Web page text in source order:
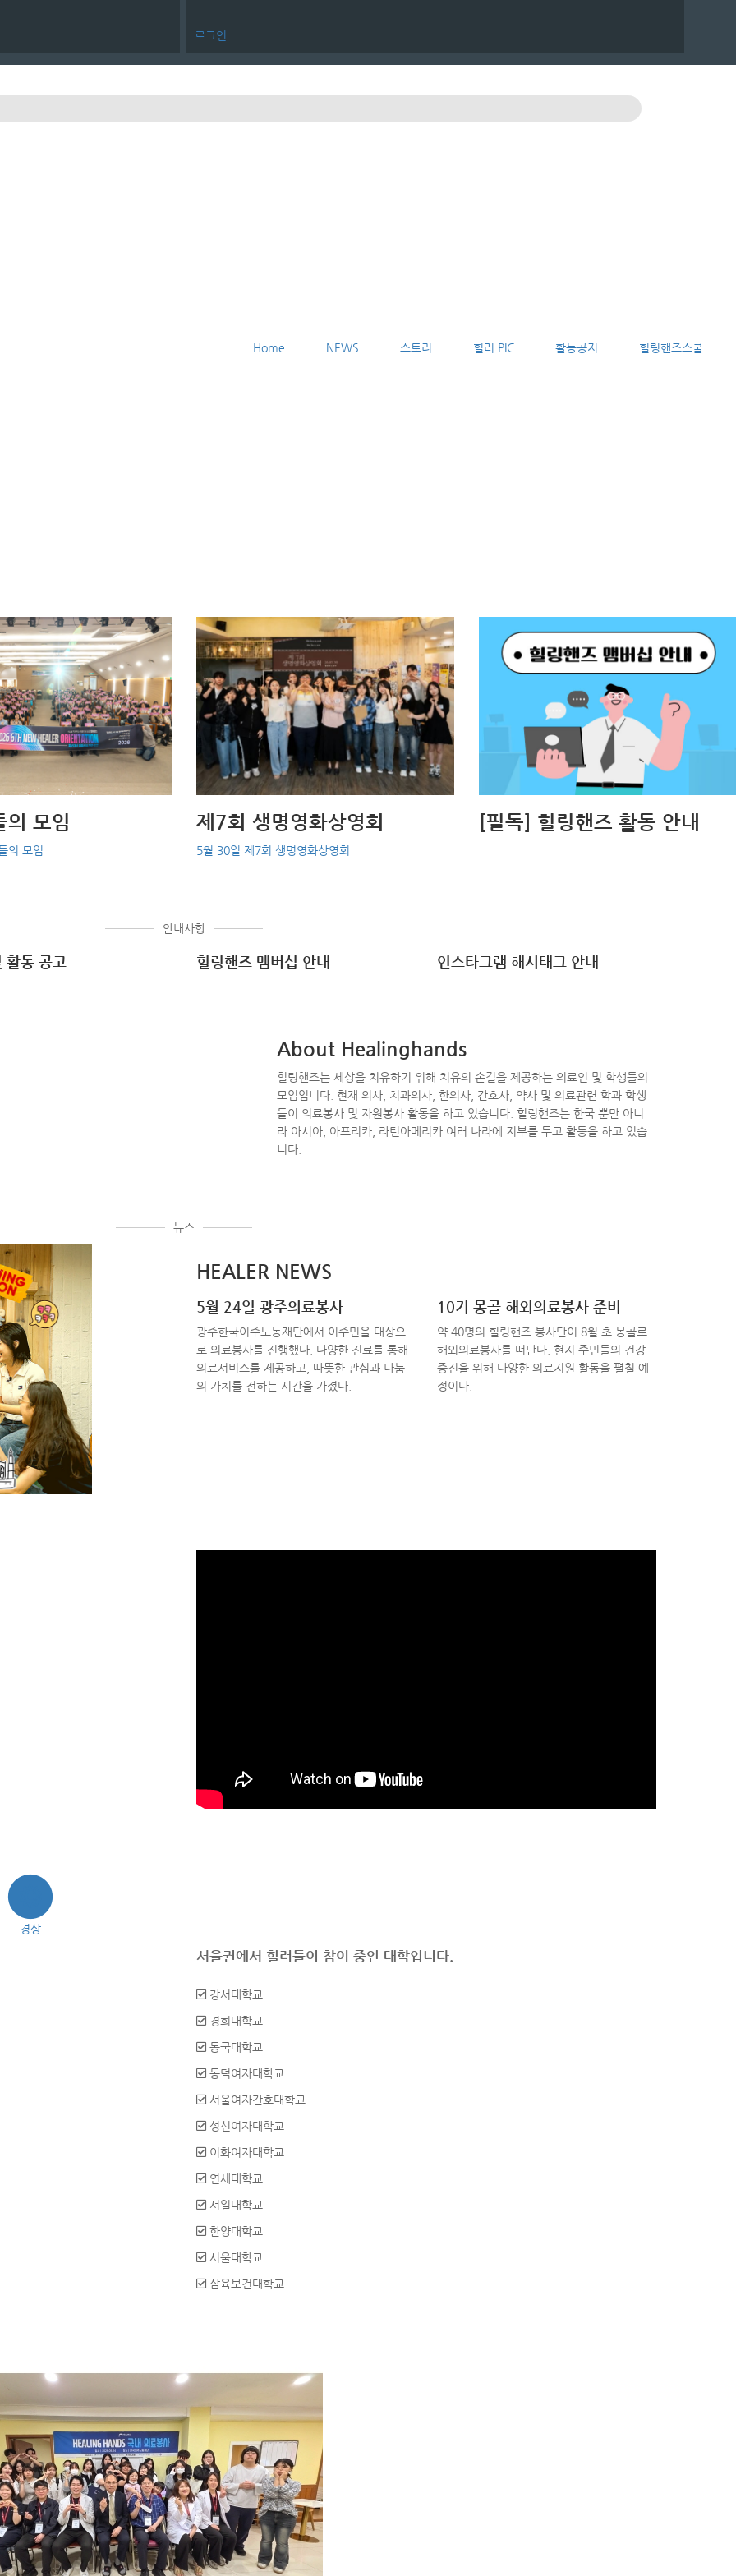
로그인
Home NEWS 스토리 힐러 PIC 활동공지 힐링핸즈스쿨
의 모임
의 모임
제7회 생명영화상영회
5월 30일 제7회 생명영화상영회
[필독] 힐링핸즈 활동 안내
안내사항
활동 공고 힐링핸즈 멤버십 안내 인스타그램 해시태그 안내
About Healinghands
힐링핸즈는 세상을 치유하기 위해 치유의 손길을 제공하는 의료인 및 학생들의
모임입니다. 현재 의사, 치과의사, 한의사, 간호사, 약사 및 의료관련 학과 학생
들이 의료봉사 및 자원봉사 활동을 하고 있습니다. 힐링핸즈는 한국 뿐만 아니
라 아시아, 아프리카, 라틴아메리카 여러 나라에 지부를 두고 활동을 하고 있습
니다.
뉴스
HEALER NEWS
5월 24일 광주의료봉사
광주한국이주노동재단에서 이주민을 대상으
로 의료봉사를 진행했다. 다양한 진료를 통해
의료서비스를 제공하고, 따뜻한 관심과 나눔
의 가치를 전하는 시간을 가졌다.
10기 몽골 해외의료봉사 준비
약 40명의 힐링핸즈 봉사단이 8월 초 몽골로
해외의료봉사를 떠난다. 현지 주민들의 건강
증진을 위해 다양한 의료지원 활동을 펼칠 예
정이다.
경상
서울권에서 힐러들이 참여 중인 대학입니다.
강서대학교
경희대학교
동국대학교
동덕여자대학교
서울여자간호대학교
성신여자대학교
이화여자대학교
연세대학교
서일대학교
한양대학교
서울대학교
삼육보건대학교